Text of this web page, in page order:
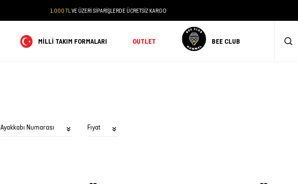
1.000 TL VE ÜZERİ SİPARİŞLERDE ÜCRETSİZ KARGO
MILLI TAKIM FORMALARI OUTLET BEE CLUB
Ayakkabı Numarası Fiyat